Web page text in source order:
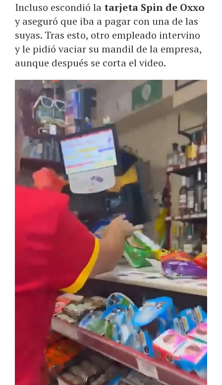
Incluso escondió la tarjeta Spin de Oxxo
y aseguró que iba a pagar con una de las
suyas. Tras esto, otro empleado intervino
y le pidió vaciar su mandil de la empresa,
aunque después se corta el video.